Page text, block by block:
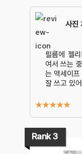
사진
필름에 젤
여서 쓰는
는 맥세이프
잘 쓰고 있
★★★★★
Rank 3